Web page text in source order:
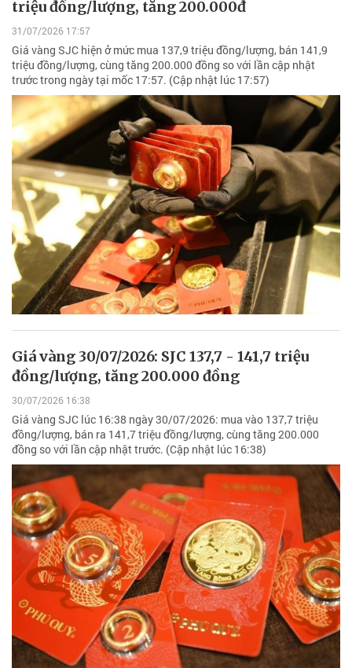
triệu đồng/lượng, tăng 200.000đ
31/07/2026 17:57
Giá vàng SJC hiện ở mức mua 137,9 triệu đồng/lượng, bán 141,9
triệu đồng/lượng, cùng tăng 200.000 đồng so với lần cập nhật
trước trong ngày tại mốc 17:57. (Cập nhật lúc 17:57)
Giá vàng 30/07/2026: SJC 137,7 - 141,7 triệu
đồng/lượng, tăng 200.000 đồng
30/07/2026 16:38
Giá vàng SJC lúc 16:38 ngày 30/07/2026: mua vào 137,7 triệu
đồng/lượng, bán ra 141,7 triệu đồng/lượng, cùng tăng 200.000
đồng so với lần cập nhật trước. (Cập nhật lúc 16:38)